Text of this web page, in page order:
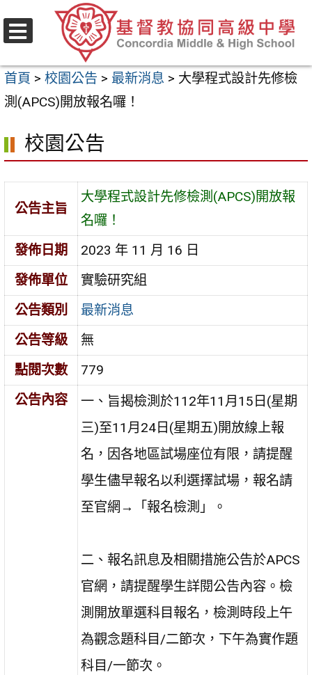
至
要
內
區
首頁 > 校園公告 > 最新消息 > 大學程式設計先修檢
測(APCS)開放報名囉！
校園公告
公告主旨
大學程式設計先修檢測(APCS)開放報
名囉！
發佈日期
2023 年 11 月 16 日
發佈單位
實驗研究組
公告類別
最新消息
公告等級
無
點閱次數
779
公告內容
一、旨揭檢測於112年11月15日(星期
三)至11月24日(星期五)開放線上報
名，因各地區試場座位有限，請提醒
學生儘早報名以利選擇試場，報名請
至官網→「報名檢測」。
二、報名訊息及相關措施公告於APCS
官網，請提醒學生詳閱公告內容。檢
測開放單選科目報名，檢測時段上午
為觀念題科目/二節次，下午為實作題
科目/一節次。
選
單